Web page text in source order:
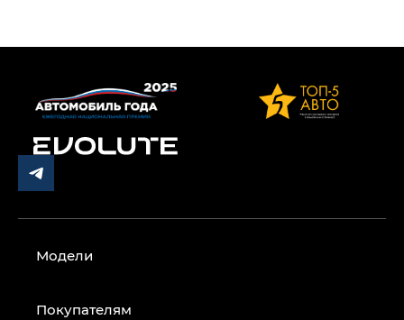
Модели
Покупателям